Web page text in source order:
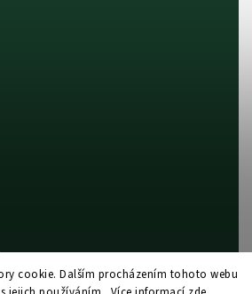
cookie. Dalším procházením tohoto webu